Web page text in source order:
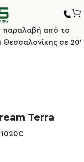
παραλαβή από το
Θεσσαλονίκης σε 20'
Σειρά Terra
Terra